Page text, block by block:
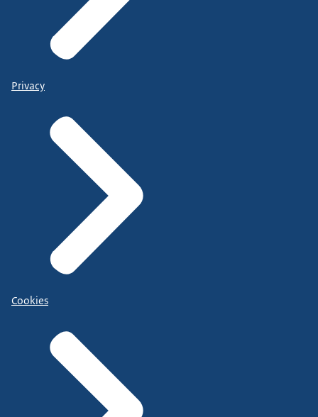
Privacy
Cookies